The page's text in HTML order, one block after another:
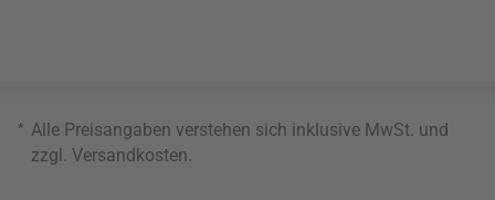
* Alle Preisangaben verstehen sich inklusive MwSt. und
zzgl. Versandkosten